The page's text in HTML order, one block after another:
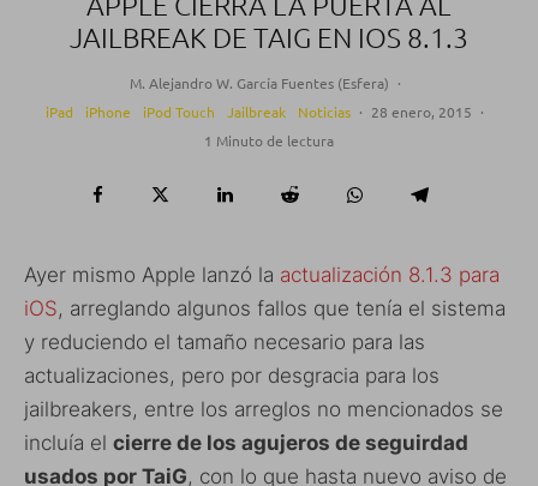
JAILBREAK DE TAIG EN IOS 8.1.3
M. Alejandro W. García Fuentes (Esfera) ·
iPad
iPhone iPod Touch Jailbreak Noticias · 28 enero, 2015 ·
1 Minuto de lectura
Ayer mismo Apple lanzó la actualización 8.1.3 para
iOS, arreglando algunos fallos que tenía el sistema
y reduciendo el tamaño necesario para las
actualizaciones, pero por desgracia para los
jailbreakers, entre los arreglos no mencionados se
incluía el cierre de los agujeros de seguirdad
usados por TaiG, con lo que hasta nuevo aviso de